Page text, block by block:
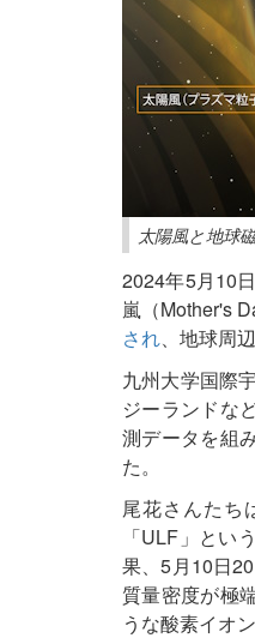
太陽風と地球
2024年5月10
嵐（Mother's
され、地球周
九州大学国際
ジーランドな
測データを組
た。
尾花さんたち
「ULF」とい
果、5月10日
質量密度が極
うな酸素イオ